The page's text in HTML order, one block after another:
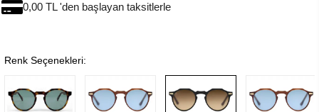
0,00 TL 'den başlayan taksitlerle
Renk Seçenekleri: